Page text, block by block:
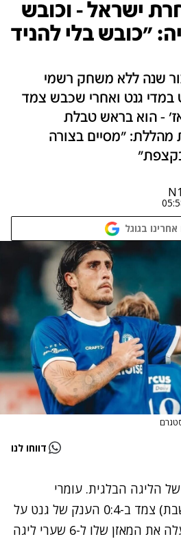
ישראל - וכובש
"כובש בלי להניד
שנה ללא משחק רשמי
במדי גנט ואחרי שכבש צמד
- הוא בראש טבלת
מהללת: "מסיים בצורה
בגוגל
דווחו לנו
הליגה הבלגית. עומרי
גאנדלמן כבש אתמול (שבת) צמד ב-0:4 הענק של גנט על
סטנדרט ליאז', מה שהעלה את המאזן שלו ל-6 שערי ליגה